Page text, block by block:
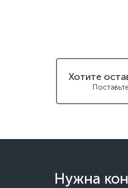
Хотите
Нужна